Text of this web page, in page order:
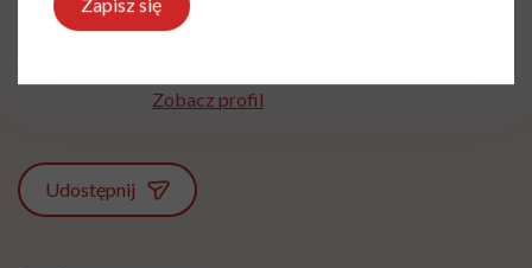
Obecnie jestem specjalistą ds rehabilitacji i
oligofrenopedagogiem w branży terapii
Zobacz profil
Udostępnij